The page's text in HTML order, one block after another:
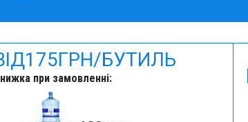
175ГРН/БУТИЛЬ
при замовленні: